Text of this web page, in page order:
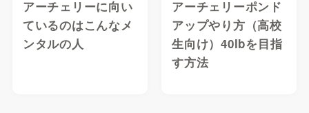
アーチェリーに向い
ているのはこんなメ
ンタルの人
アーチェリーポンド
アップやり方（高校
生向け）40lbを目指
す方法